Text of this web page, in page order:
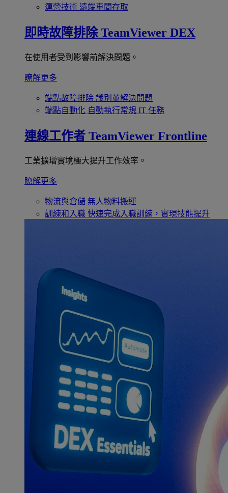
運營技術 遠端車間存取
即時故障排除 TeamViewer DEX
在使用者受到影響前解決問題。
瞭解更多
端點故障排除 識別並解決問題
端點自動化 自動執行常規 IT 任務
連線工作者 TeamViewer Frontline
工業擴增實境極大提升工作效率。
瞭解更多
物流與倉儲 無人物料搬運
訓練和入職 快速完成入職訓練，實現技能提升